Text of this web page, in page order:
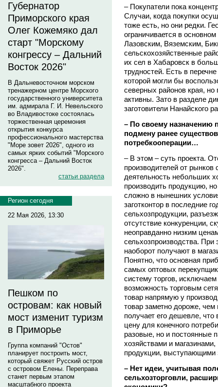
Губернатор
Приморского края
Олег Кожемяко дал
старт "Морскому
конгрессу – Дальний
Восток 2026"
В Дальневосточном морском
тренажерном центре Морского
государственного университета
им. адмирала Г. И. Невельского
во Владивостоке состоялась
торжественная церемония
открытия конкурса
профессионального мастерства
"Море зовет 2026", одного из
самых ярких событий "Морского
конгресса – Дальний Восток
2026".
статьи раздела
Регион сегодня
22 Мая 2026, 13:30
Пешком по
островам: как новый
мост изменит туризм
в Приморье
Группа компаний "Остов"
планирует построить мост,
который свяжет Русский остров
с островом Елены. Переправа
станет первым этапом
масштабного проекта
– Покупатели пока
Случаи, когда покупки
тоже есть, но они редки.
ограничивается в
Лазовским, Вяземским,
сельскохозяйственные
их сел в Хабаровск в
трудностей. Есть в
которой могли бы
северных районов края, но
активны. Зато в разделе
заготовители Нанайского
– По своему назначению
подмену ранее
потребкооперации…
– В этом – суть проекта.
производителей от
деятельность небольших
производить продукцию,
сложно в нынешних
заготконтор в последние
сельхозпродукции,
отсутствие конкуренции,
неоправданно низким
сельхозпроизводства. При
наоборот получают в
Понятно, что основная
самых оптовых
систему торгов,
возможность торговым
товар напрямую у
товар заметно дороже,
получает его дешевле, что
цену для конечного
разовые, но и постоянные
хозяйствами и
продукции, выступающими
– Нет идеи, учитывая
сельхозторговли,